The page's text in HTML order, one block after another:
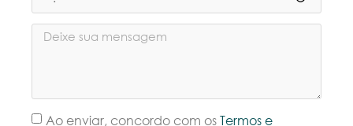
Ao enviar, concordo com os Termos e